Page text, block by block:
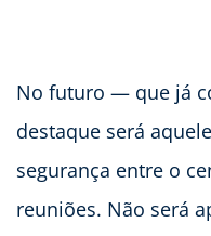
No futuro — que já
destaque será
segurança entre o
reuniões. Não será